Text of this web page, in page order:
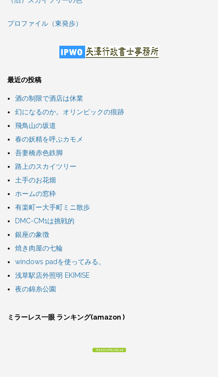
プロファイル（東発歩）
最近の投稿
酒の制限で酒店は休業
幻になるのか。オリンピックの痕跡
飛鳥山の坂道
春の妖精を呼ぶカモメ
吾妻橋赤色鉄脚
路上のスカイツリー
土手のお花畑
ホームの窓枠
有楽町ー大手町ミニ散歩
DMC-CM1は挑戦的
銀座の象徴
焼き肉屋の七輪
windows padを使ってみる。
浅草駅店外照明 EKIMISE
夜の錦糸公園
ミラーレス一眼 ランキング(amazon )